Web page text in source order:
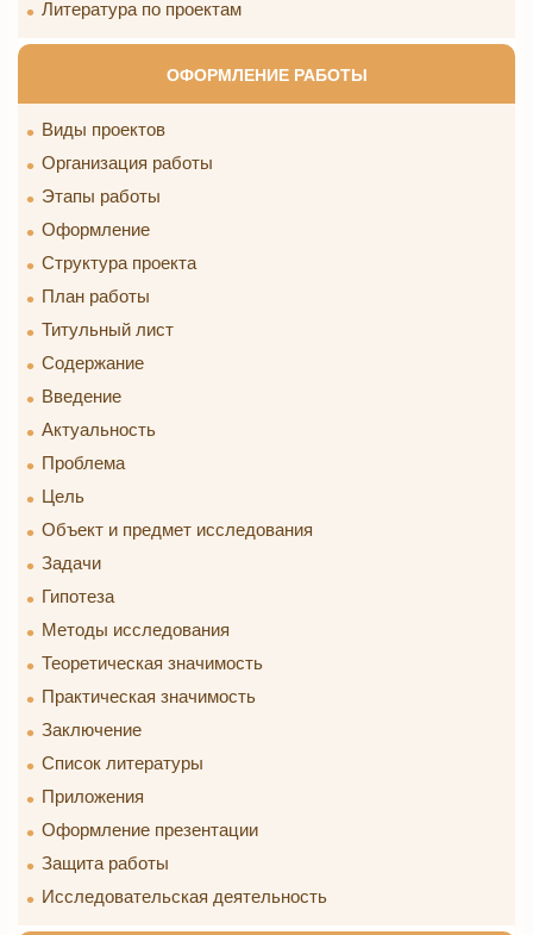
Литература по проектам
ОФОРМЛЕНИЕ РАБОТЫ
Виды проектов
Организация работы
Этапы работы
Оформление
Структура проекта
План работы
Титульный лист
Содержание
Введение
Актуальность
Проблема
Цель
Объект и предмет исследования
Задачи
Гипотеза
Методы исследования
Теоретическая значимость
Практическая значимость
Заключение
Список литературы
Приложения
Оформление презентации
Защита работы
Исследовательская деятельность